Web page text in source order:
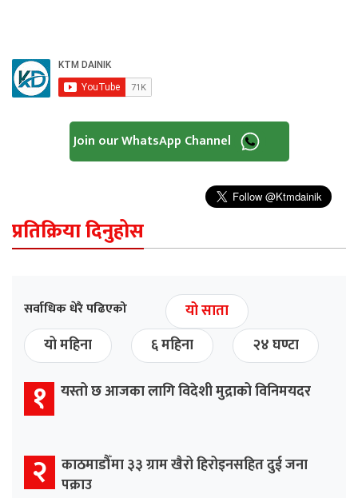
Join our WhatsApp Channel
प्रतिक्रिया दिनुहोस
सर्वाधिक धेरै पढिएको
यो साता
यो महिना
६ महिना २४ घण्टा
१ यस्तो छ आजका लागि विदेशी मुद्राको विनिमयदर
२ काठमाडौँमा ३३ ग्राम खैरो हिरोइनसहित दुई जना
पक्राउ